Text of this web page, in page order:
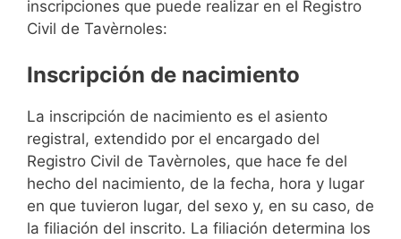
inscripciones que puede realizar en el Registro
Civil de Tavèrnoles:
Inscripción de nacimiento
La inscripción de nacimiento es el asiento
registral, extendido por el encargado del
Registro Civil de Tavèrnoles, que hace fe del
hecho del nacimiento, de la fecha, hora y lugar
en que tuvieron lugar, del sexo y, en su caso, de
la filiación del inscrito. La filiación determina los